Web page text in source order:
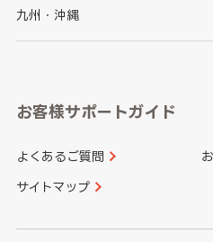
山梨県
愛知県
京都府
和歌山県
鳥取県
山口県
香川県
九州・沖縄
長崎県
大分県
お客様サポートガイド
よくあるご質問
サイトマップ